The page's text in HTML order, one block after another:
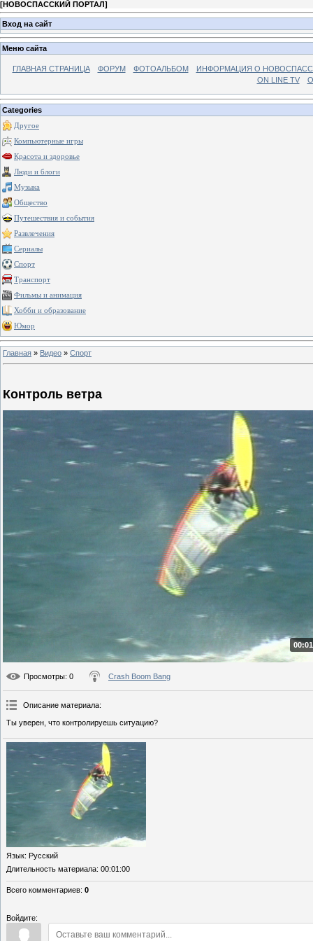
[НОВОСПАССКИЙ ПОРТАЛ]
Вход на сайт
Меню сайта
ГЛАВНАЯ СТРАНИЦА ФОРУМ ФОТОАЛЬБОМ
ИНФОРМАЦИЯ О
ON LINE TV
Categories
Другое
Компьютерные игры
Красота и здоровье
Люди и блоги
Музыка
Общество
Путешествия и события
Развлечения
Сериалы
Спорт
Транспорт
Фильмы и анимация
Хобби и образование
Юмор
Главная » Видео » Спорт
Контроль ветра
Просмотры: 0 Crash Boom Bang
Описание материала:
Ты уверен, что контролируешь ситуацию?
Язык: Русский
Длительность материала: 00:01:00
Всего комментариев: 0
Войдите: